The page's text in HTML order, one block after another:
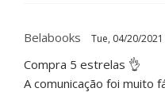
Belabooks Tue, 04/20/
Compra 5 estrelas 👌
A comunicação foi muito